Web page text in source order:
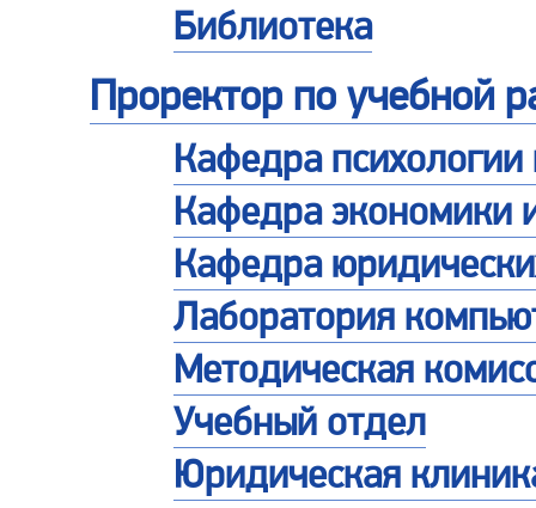
Библиотека
Проректор по учебной
Кафедра
Кафедра экономики
Кафедра
Лаборатория
Методическая
Учебный отдел
Юридическая